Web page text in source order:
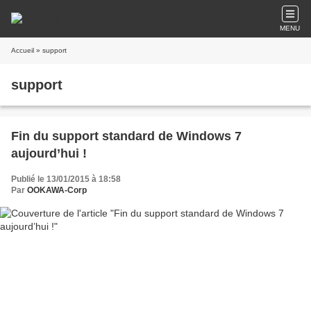
MENU
Accueil » support
support
Fin du support standard de Windows 7
aujourd’hui !
Publié le 13/01/2015 à 18:58
Par OOKAWA-Corp